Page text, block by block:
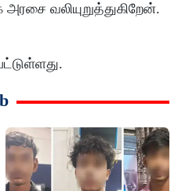
வலியுறுத்துகிறேன்.